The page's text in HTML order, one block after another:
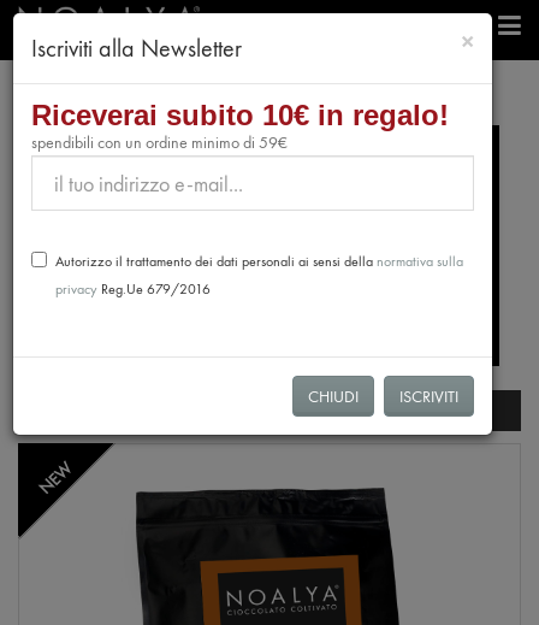
Search filters
NEW
× chiudi
Iscriviti alla Newsletter
Riceverai subito 10€ in regalo!
spendibili con un ordine minimo di 59€
Autorizzo il trattamento dei dati personali ai sensi dellanormativa sulla
privacy Reg.Ue 679/2016
CHIUDI ISCRIVITI